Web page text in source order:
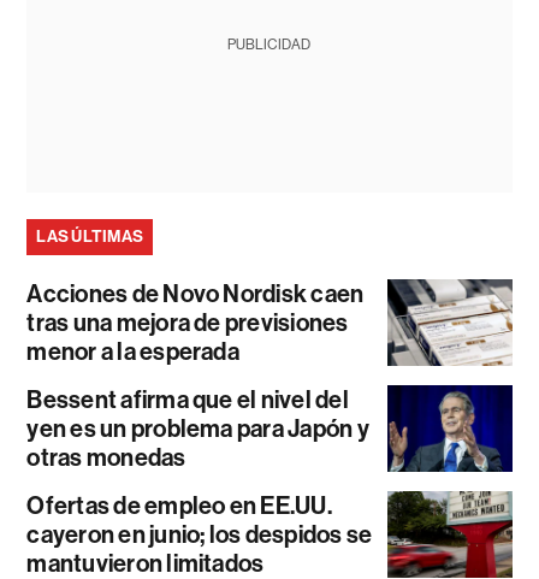
PUBLICIDAD
LAS ÚLTIMAS
Acciones de Novo Nordisk caen
tras una mejora de previsiones
menor a la esperada
Bessent afirma que el nivel del
yen es un problema para Japón y
otras monedas
Ofertas de empleo en EE.UU.
cayeron en junio; los despidos se
mantuvieron limitados